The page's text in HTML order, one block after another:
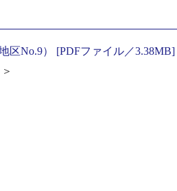
区No.9） [PDFファイル／3.38MB]